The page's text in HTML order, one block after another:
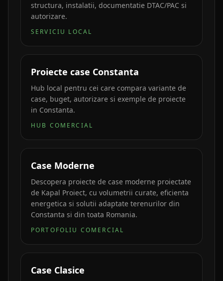
structura, instalatii, documentatie DTAC/PAC si
autorizare.
SERVICIU LOCAL
Proiecte case Constanta
Hub local pentru cei care compara variante de
case, buget, autorizare si exemple de proiecte
in Constanta.
HUB COMERCIAL
Case Moderne
Descopera proiecte de case moderne proiectate
de Kapal Proiect, cu volumetrii curate, eficienta
energetica si solutii adaptate terenurilor din
Constanta si din toata Romania.
PORTOFOLIU COMERCIAL
Case Clasice